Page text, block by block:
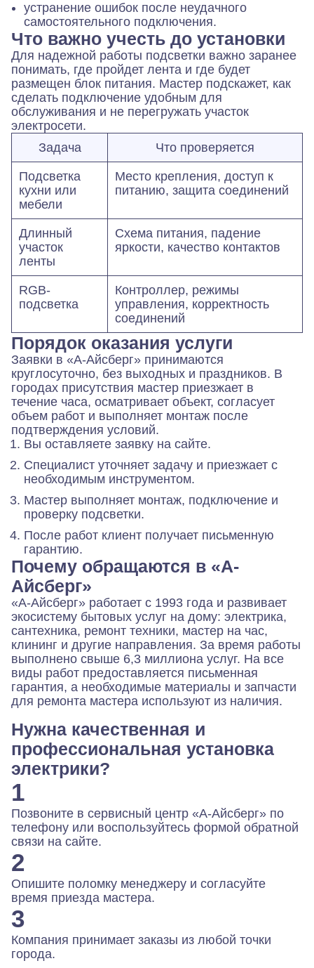
устранение ошибок после неудачного
самостоятельного подключения.
Что важно учесть до установки
Для надежной работы подсветки важно заранее
понимать, где пройдет лента и где будет
размещен блок питания. Мастер подскажет, как
сделать подключение удобным для
обслуживания и не перегружать участок
электросети.
Задача
Что проверяется
Подсветка
кухни или
мебели
Место крепления, доступ к
питанию, защита соединений
Длинный
участок
ленты
Схема питания, падение
яркости, качество контактов
RGB-
подсветка
Контроллер, режимы
управления, корректность
соединений
Порядок оказания услуги
Заявки в «А-Айсберг» принимаются
круглосуточно, без выходных и праздников. В
городах присутствия мастер приезжает в
течение часа, осматривает объект, согласует
объем работ и выполняет монтаж после
подтверждения условий.
Вы оставляете заявку на сайте.
Специалист уточняет задачу и приезжает с
необходимым инструментом.
Мастер выполняет монтаж, подключение и
проверку подсветки.
После работ клиент получает письменную
гарантию.
Почему обращаются в «А-
Айсберг»
«А-Айсберг» работает с 1993 года и развивает
экосистему бытовых услуг на дому: электрика,
сантехника, ремонт техники, мастер на час,
клининг и другие направления. За время работы
выполнено свыше 6,3 миллиона услуг. На все
виды работ предоставляется письменная
гарантия, а необходимые материалы и запчасти
для ремонта мастера используют из наличия.
Нужна качественная и
профессиональная установка
электрики?
1
Позвоните в сервисный центр «А-Айсберг» по
телефону или воспользуйтесь формой обратной
связи на сайте.
2
Опишите поломку менеджеру и согласуйте
время приезда мастера.
3
Компания принимает заказы из любой точки
города.